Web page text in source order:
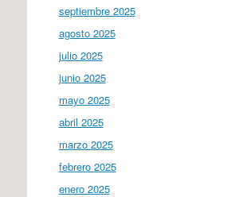
septiembre 2025
agosto 2025
julio 2025
junio 2025
mayo 2025
abril 2025
marzo 2025
febrero 2025
enero 2025